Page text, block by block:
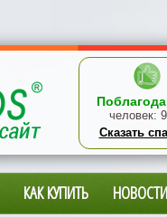
человек:
Сказать
КАК КУПИТЬ НОВОСТИ